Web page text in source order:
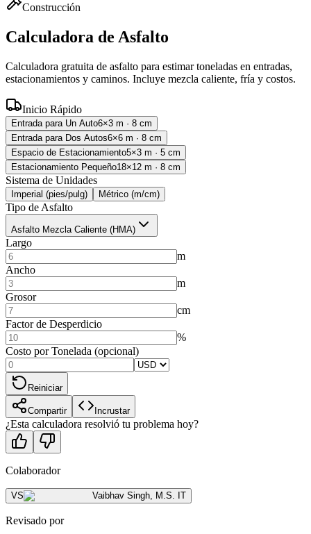
Construcción
Calculadora de Asfalto
Calculadora gratuita de asfalto para estimar toneladas en entradas,
estacionamientos y caminos. Incluye mezcla caliente, fría y costos.
Inicio Rápido
Entrada para Un Auto6×3 m · 8 cm
Entrada para Dos Autos6×6 m · 8 cm
Espacio de Estacionamiento5×3 m · 5 cm
Estacionamiento Pequeño18×12 m · 8 cm
Sistema de Unidades
Imperial (pies/pulg) Métrico (m/cm)
Tipo de Asfalto
Asfalto Mezcla Caliente (HMA)
Largo
m
Ancho
m
Grosor
cm
Factor de Desperdicio
%
Costo por Tonelada (opcional)
Reiniciar
Compartir Incrustar
¿Esta calculadora resolvió tu problema hoy?
Colaborador
VS Vaibhav Singh M.S. IT
Revisado por